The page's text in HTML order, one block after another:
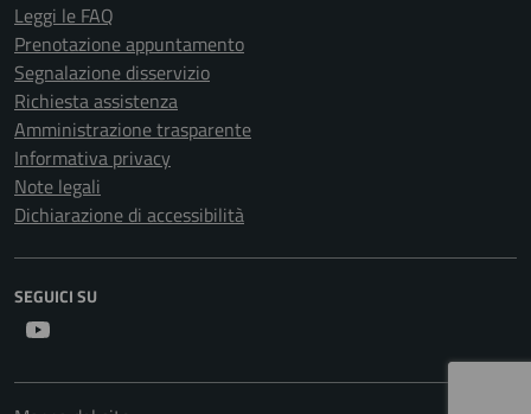
Leggi le FAQ
Prenotazione appuntamento
Segnalazione disservizio
Richiesta assistenza
Amministrazione trasparente
Informativa privacy
Note legali
Dichiarazione di accessibilità
SEGUICI SU